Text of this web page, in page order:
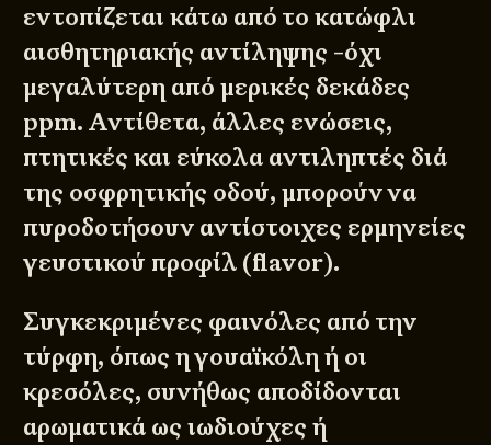
εντοπίζεται κάτω από το κατώφλι
αισθητηριακής αντίληψης -όχι
μεγαλύτερη από μερικές δεκάδες
ppm. Αντίθετα, άλλες ενώσεις,
πτητικές και εύκολα αντιληπτές διά
της οσφρητικής οδού, μπορούν να
πυροδοτήσουν αντίστοιχες ερμηνείες
γευστικού προφίλ (flavor).
Συγκεκριμένες φαινόλες από την
τύρφη, όπως η γουαϊκόλη ή οι
κρεσόλες, συνήθως αποδίδονται
αρωματικά ως ιωδιούχες ή